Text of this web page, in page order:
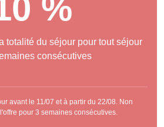
%
totalité du séjour pour tout séjour
consécutives
avant le 11/07 et à partir du 22/08. Non
pour 3 semaines consécutives.